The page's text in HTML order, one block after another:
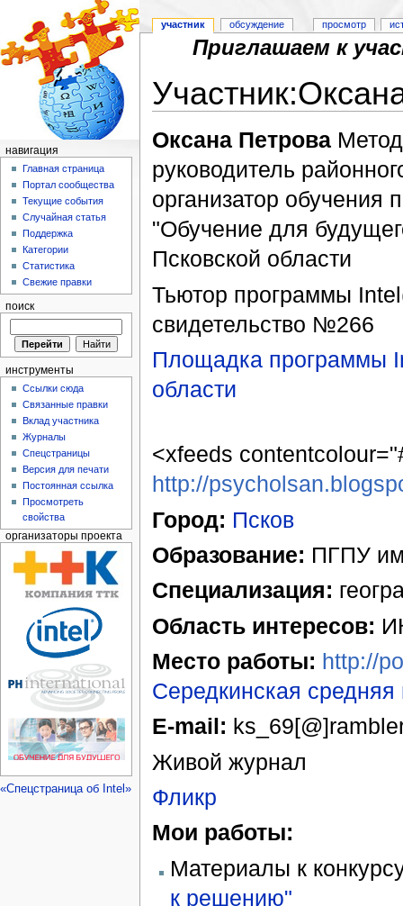
Приглашаем к
Оксана Петрова
руководитель
организатор обучения
"Обучение для
Псковской области
Тьютор программы
свидетельство №266
Площадка программы
области
<xfeeds
http://
Город: Псков
Образование: ПГПУ
Специализация:
Область интересов:
Место работы: http://
Середкинская
E-mail:
Живой журнал
Фликр
Мои работы:
Материалы к
к решению"
участник обсуждение просмотр
навигация
Главная страница
Портал сообщества
Текущие события
Случайная статья
Поддержка
Категории
Статистика
Свежие правки
поиск
инструменты
Ссылки сюда
Связанные правки
Вклад участника
Журналы
Спецстраницы
Версия для печати
Постоянная ссылка
Просмотреть
свойства
организаторы проекта
«Спецстраница об Intel»